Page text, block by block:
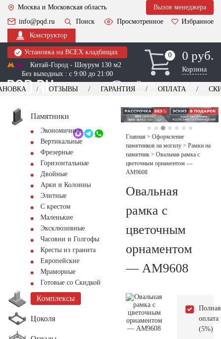
Москва и Московская область
Вызов менеджера
info@pqd.ru
Поиск Просмотренное
Избранное
Конструктор
Установка на ВСЕХ кладбищах
Китай-Город - Шоурум 130 м2
Без выходных : с 9:00 до 21:00
0
0 0 руб.
Корзина
Выезд менеджера для
оформления заказа
+7 (495) 518-44-23
Обратный звонок
ОТЗЫВЫ ГАРАНТИЯ ОПЛАТА
Памятники
Экономичные
Вертикальные
Фрезерные
Горизонтальные
Двойные
Арки и Колонны
Элитные
С крестом
Маленькие
Эксклюзивные
Часовни и Голгофы
Кресты из гранита
Европейские
Мраморные
Готовые со Скидкой
Комплексы
Цоколя
Главная > Оформление
памятников на могилу > Рамки на
памятник > Овальная рамка с
цветочным орнаментом —
AM9608
Овальная
рамка с
цветочным
орнаментом
— AM9608
Полная
оплата
(5%)